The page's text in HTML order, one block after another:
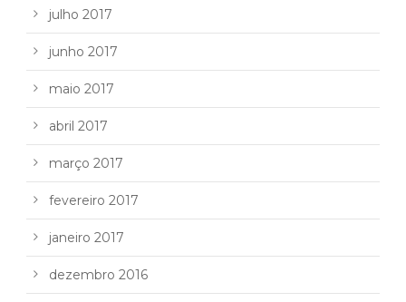
julho 2017
junho 2017
maio 2017
abril 2017
março 2017
fevereiro 2017
janeiro 2017
dezembro 2016